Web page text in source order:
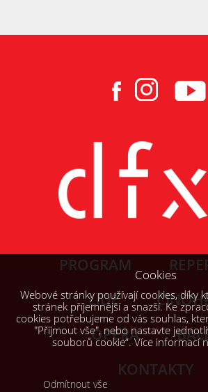
PROGRAM
LIDÉ
OPERA
KONTAKTY
Cookies
Webové stránky používají cookies, díky
stránek příjemnější a snazší. Ke
cookies potřebujeme od vás souhlas,
"Přijmout vše", nebo nastavte
souborů cookie“. Více informací
Odmítnout vše